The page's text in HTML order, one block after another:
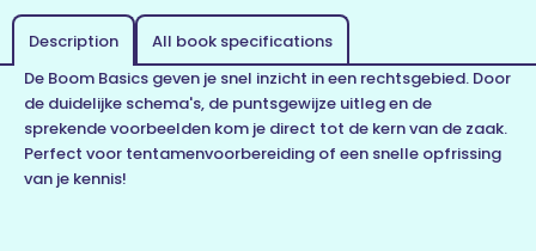
Description
All book specifications
De Boom Basics geven je snel inzicht in een rechtsgebied. Door
de duidelijke schema's, de puntsgewijze uitleg en de
sprekende voorbeelden kom je direct tot de kern van de zaak.
Perfect voor tentamenvoorbereiding of een snelle opfrissing
van je kennis!